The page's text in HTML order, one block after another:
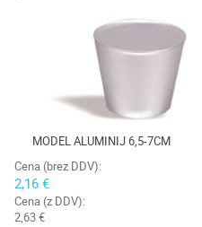
MODEL ALUMINIJ 6,5-7CM
Cena (brez DDV):
2,16 €
Cena (z DDV):
2,63 €